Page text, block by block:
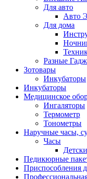
Для авто
Авто
Для дома
Разные
Зотовары
Инкубаторы
Инкубаторы
Медицинское
Ингаляторы
Термометр
Тонометры
Наручные часы,
Часы
Педикюрные
Приспособления